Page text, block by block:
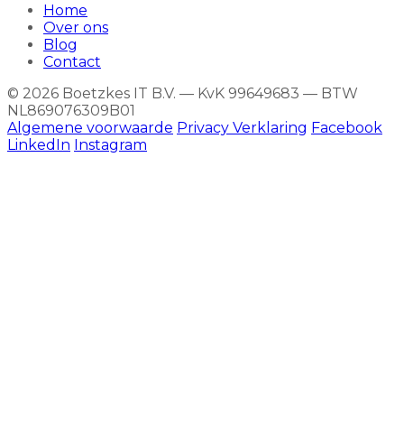
Home
Over ons
Blog
Contact
© 2026 Boetzkes IT B.V. — KvK 99649683 — BTW
NL869076309B01
Algemene voorwaarde Privacy Verklaring Facebook
LinkedIn Instagram